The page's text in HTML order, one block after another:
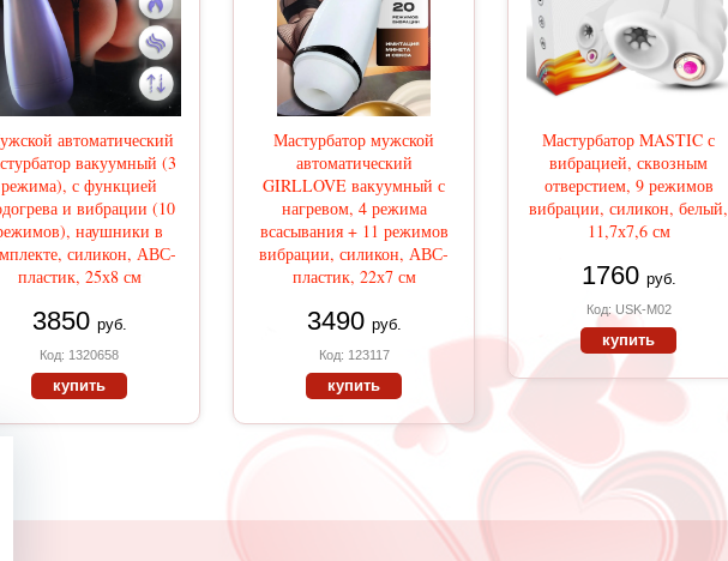
автоматический
вакуумный (3
режима), с функцией
и вибрации (10
наушники в
силикон, АВС-
пластик, 25х8 см
3850 руб.
Код: 1320658
купить
Мастурбатор мужской
автоматический
GIRLLOVE вакуумный с
нагревом, 4 режима
всасывания + 11 режимов
вибрации, силикон, АВС-
пластик, 22х7 см
3490 руб.
Код: 123117
купить
Мастурбатор MASTIC с
вибрацией, сквозным
отверстием, 9 режимов
вибрации, силикон, белый,
11,7х7,6 см
1760 руб.
Код: USK-M02
купить